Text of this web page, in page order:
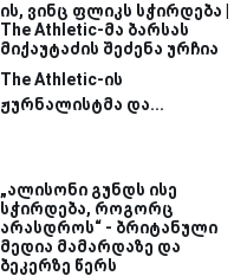
ის, ვინც ფლიკს სჭირდება |
The Athletic-მა ბარსას
მიქაუტაძის შეძენა ურჩია
The Athletic-ის
ჟურნალისტმა და...
„ალისონი გუნდს ისე
სჭირდება, როგორც
არასდროს“ - ბრიტანული
მედია მამარდაზე და
ბეკერზე წერს